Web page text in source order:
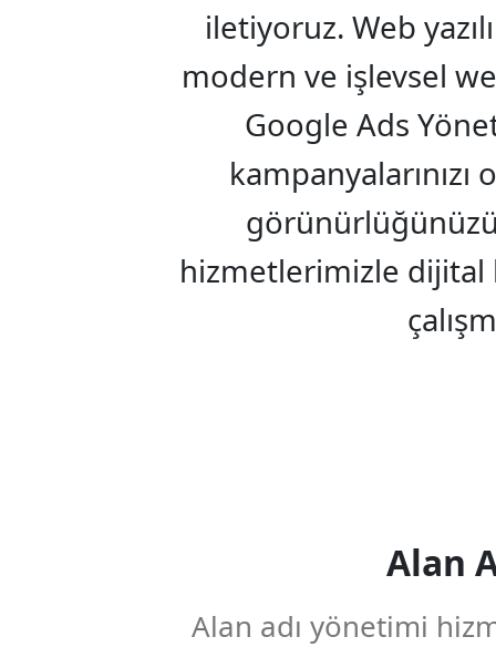
iletiyoruz. Web
modern ve işlevsel
Google Ads
hizmetlerimizle dijital
Alan
Alan adı yönetimi